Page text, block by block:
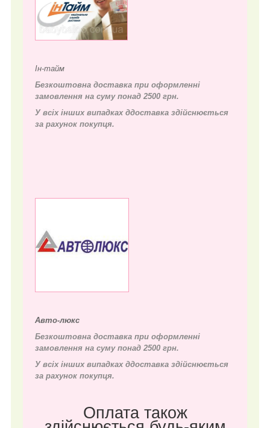
Ін-тайм
Безкоштовна доставка при оформленні
замовлення на суму понад 2500 грн.
У всіх інших випадках ддоставка здійснюється
за рахунок покупця.
Авто-люкс
Безкоштовна доставка при оформленні
замовлення на суму понад 2500 грн.
У всіх інших випадках ддоставка здійснюється
за рахунок покупця.
Оплата також